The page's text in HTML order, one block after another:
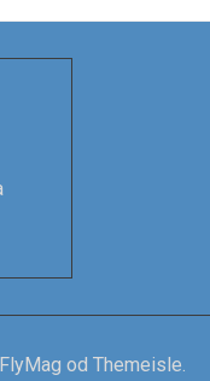
FlyMag od Themeisle.